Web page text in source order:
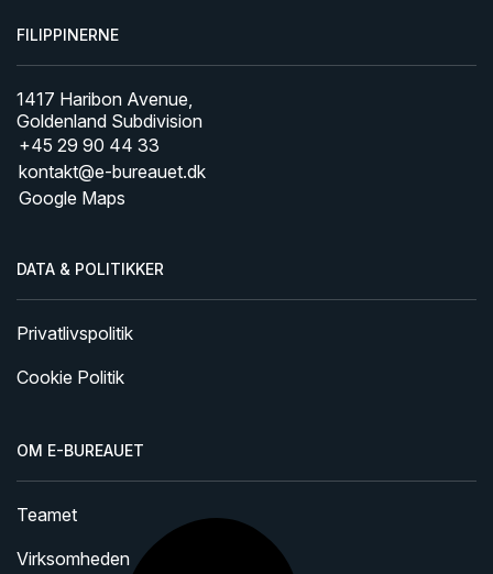
FILIPPINERNE
1417 Haribon Avenue,
Goldenland Subdivision
+45 29 90 44 33
kontakt@e-bureauet.dk
Google Maps
DATA & POLITIKKER
Privatlivspolitik
Cookie Politik
OM E-BUREAUET
Teamet
Virksomheden